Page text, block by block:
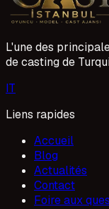
L'une des
de casting de
IT
Liens rapides
Accueil
Blog
Actualités
Contact
Foire aux